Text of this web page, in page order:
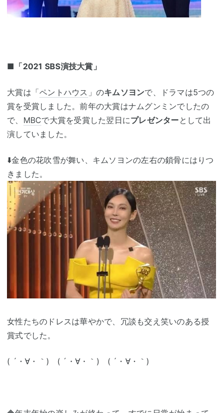
■ 「2021 SBS演技大賞」
大賞は「ペントハウス 」のキムソヨンで、ドラマは5つの
賞を受賞しました。前年の大賞はナムグンミンでしたの
で、 MBCで大賞を受賞した翌日にプレゼンターとして出
演していました。
⬇️金色の花吹雪が舞い、キムソヨンの左右の鎖骨にはりつ
きました。
女性たちのドレスは華やかで、冗談も交え笑いのある授
賞式でした。
( ´・∀・｀) ( ´・∀・｀) ( ´・∀・｀)